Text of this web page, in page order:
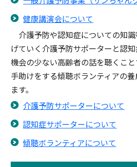
健康講演会について
介護予防や認知症についての知
げていく介護予防サポーターと認
機会の少ない高齢者の話を聴くこ
手助けをする傾聴ボランティアの
ます。
介護予防サポーターについて
認知症サポーターについて
傾聴ボランティアについて